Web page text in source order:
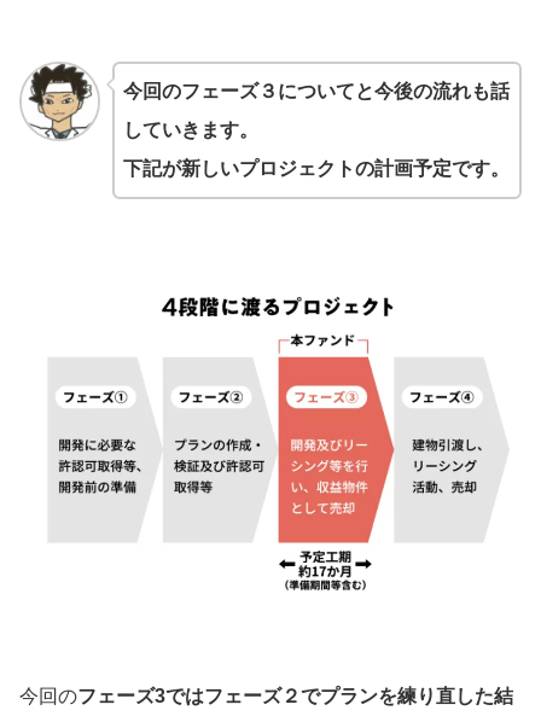
今回のフェーズ３についてと今後の流れも話
していきます。
下記が新しいプロジェクトの計画予定です。
今回のフェーズ3ではフェーズ２でプランを練り直した結